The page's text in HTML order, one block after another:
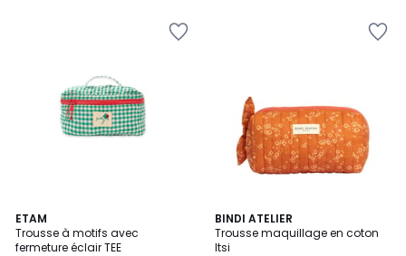
ETAM
Trousse à motifs avec
fermeture éclair TEE
BINDI ATELIER
Trousse maquillage en coton
Itsi